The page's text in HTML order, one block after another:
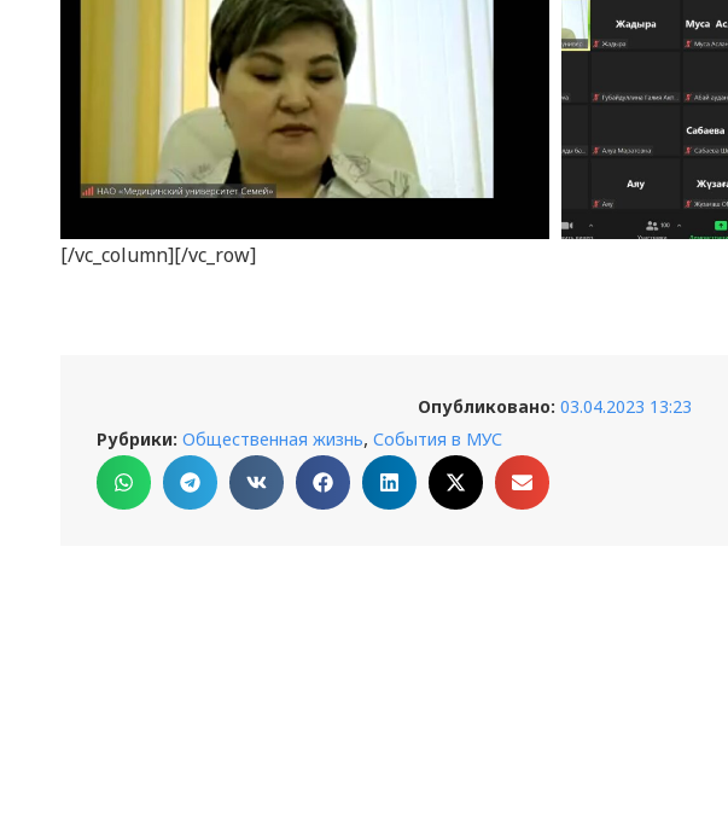
[/vc_column][/vc_row]
Опубликовано: 03.04.2023 13:23
Рубрики: Общественная жизнь, События в МУС